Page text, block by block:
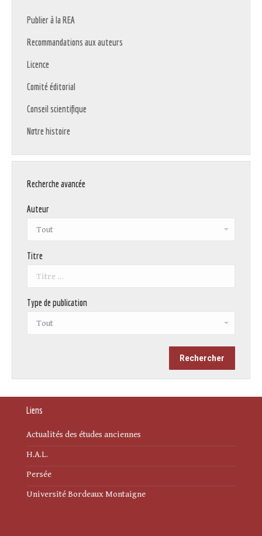
Publier à la REA
Recommandations aux auteurs
Licence
Comité éditorial
Conseil scientifique
Notre histoire
Recherche avancée
Auteur
Titre
Type de publication
Liens
Actualités des études anciennes
H.A.L.
Persée
Université Bordeaux Montaigne